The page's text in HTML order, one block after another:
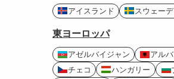
アイスランド スウェー
東ヨーロッパ
アゼルバイジャン アル
チェコ
ハンガリー